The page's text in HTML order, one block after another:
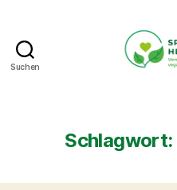
Suchen
Schlagwort: